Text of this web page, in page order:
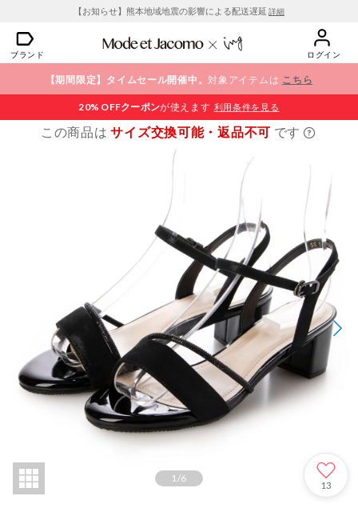
【お知らせ】熊本地域地震の影響による配送遅延 詳細
ブランド ログイン
【期間限定】タイムセール開催中。対象アイテムは こちら
20% OFFクーポンが使えます 利用条件を見る
この商品はサイズ交換可能・返品不可 です
1/6
13